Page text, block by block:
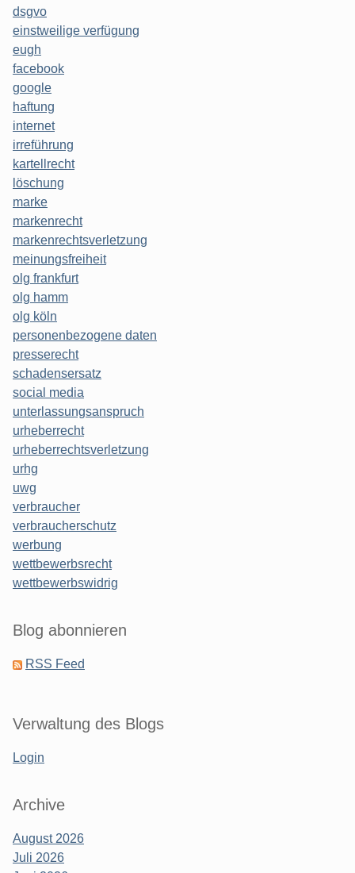
dsgvo
einstweilige verfügung
eugh
facebook
google
haftung
internet
irreführung
kartellrecht
löschung
marke
markenrecht
markenrechtsverletzung
meinungsfreiheit
olg frankfurt
olg hamm
olg köln
personenbezogene daten
presserecht
schadensersatz
social media
unterlassungsanspruch
urheberrecht
urheberrechtsverletzung
urhg
uwg
verbraucher
verbraucherschutz
werbung
wettbewerbsrecht
wettbewerbswidrig
Blog abonnieren
RSS Feed
Verwaltung des Blogs
Login
Archive
August 2026
Juli 2026